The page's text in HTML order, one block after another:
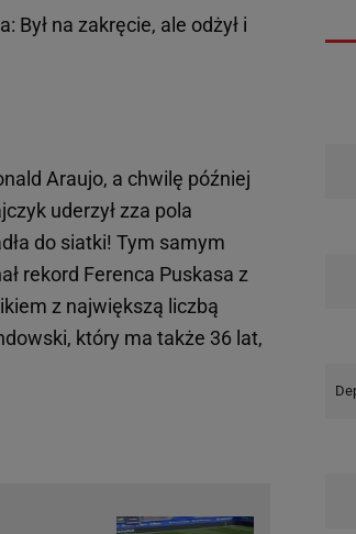
Był na zakręcie, ale odżył i
Araujo, a chwilę później
uderzył zza pola
do siatki! Tym samym
rekord Ferenca Puskasa z
z największą liczbą
który ma także 36 lat,